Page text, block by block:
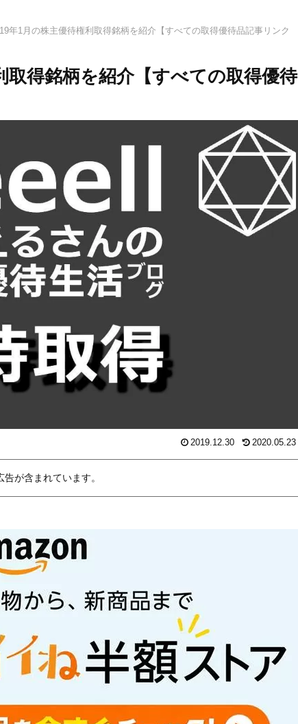
年1月の株主優待権利取得銘柄を紹介【すべての取得優待品記事リンク
取得銘柄を紹介【すべての取得優待
2019.12.30 2020.05.23
告が含まれています。